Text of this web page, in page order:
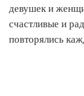
девушек и
счастливые и
повторялись